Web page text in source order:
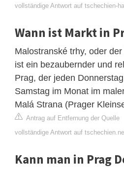
vollständige Antwort auf tschechien-
Wann ist Markt in
Malostranské trhy, oder
ist ein bezaubernder und
Prag, der jeden
Samstag im Monat im
Malá Strana (Prager
Antrag auf Entfernung der Quelle
vollständige Antwort auf
Kann man in Prag